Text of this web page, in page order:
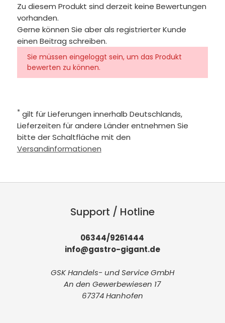
Zu diesem Produkt sind derzeit keine Bewertungen
vorhanden.
Gerne können Sie aber als registrierter Kunde
einen Beitrag schreiben.
Sie müssen eingeloggt sein, um das Produkt
bewerten zu können.
* gilt für Lieferungen innerhalb Deutschlands,
Lieferzeiten für andere Länder entnehmen Sie
bitte der Schaltfläche mit den
Versandinformationen
Support / Hotline
06344/9261444
info@gastro-gigant.de
GSK Handels- und Service GmbH
An den Gewerbewiesen 17
67374 Hanhofen